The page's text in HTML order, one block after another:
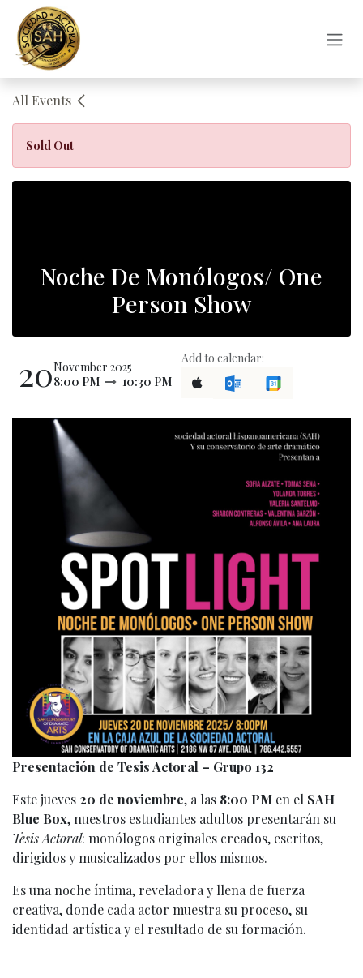
Skip to Content
All Events
Sold Out
Noche De Monólogos/ One
Person Show
20November 2025
8:00 PM
10:30 PM
Add to calendar:
Presentación de Tesis Actoral – Grupo 132
Este jueves 20 de noviembre, a las 8:00 PM en el SAH
Blue Box, nuestros estudiantes adultos presentarán su
Tesis Actoral: monólogos originales creados, escritos,
dirigidos y musicalizados por ellos mismos.
Es una noche íntima, reveladora y llena de fuerza
creativa, donde cada actor muestra su proceso, su
identidad artística y el resultado de su formación.